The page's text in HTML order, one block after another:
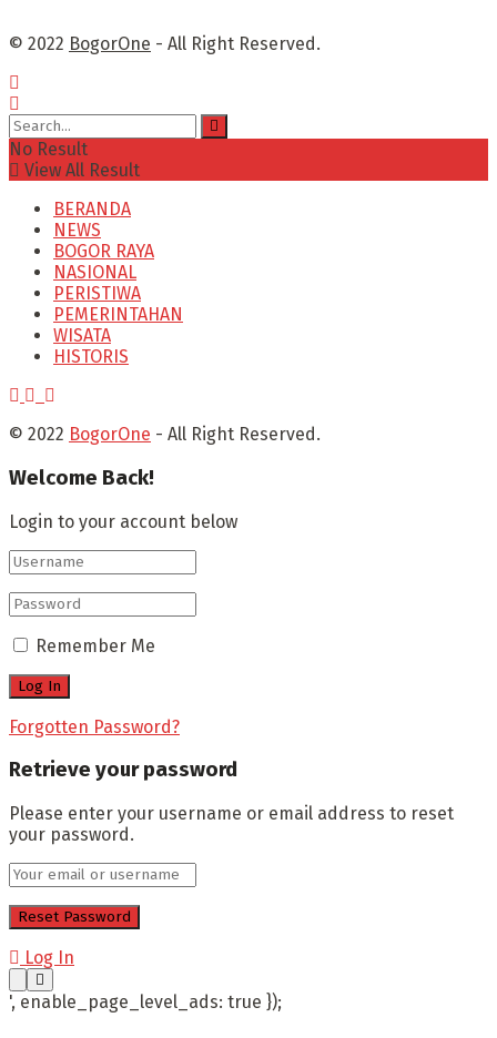
© 2022 BogorOne - All Right Reserved.
No Result
View All Result
BERANDA
NEWS
BOGOR RAYA
NASIONAL
PERISTIWA
PEMERINTAHAN
WISATA
HISTORIS
© 2022 BogorOne - All Right Reserved.
Welcome Back!
Login to your account below
Remember Me
Forgotten Password?
Retrieve your password
Please enter your username or email address to reset
your password.
Log In
', enable_page_level_ads: true });